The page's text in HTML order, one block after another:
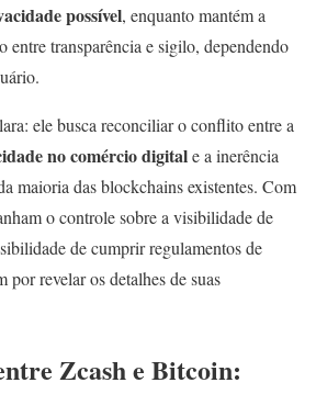
possível, enquanto mantém a
entre transparência e sigilo, dependendo
ele busca reconciliar o conflito entre a
no comércio digitale a inerência
maioria das blockchains existentes. Com
o controle sobre a visibilidade de
de cumprir regulamentos de
por revelar os detalhes de suas
Zcash e Bitcoin: